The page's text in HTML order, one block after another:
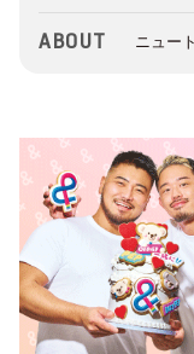
ABOUT ニュー